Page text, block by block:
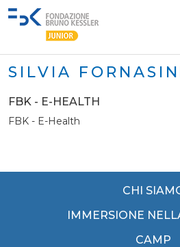
SILVIA
FBK - E-HEALTH
FBK - E-Health
CHI
IMMERSIONE
CAMP